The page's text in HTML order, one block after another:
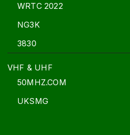
WRTC 2022
NG3K
3830
VHF & UHF
50MHZ.COM
UKSMG